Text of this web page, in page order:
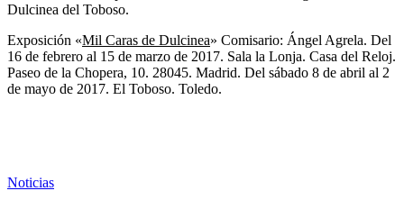
Dulcinea del Toboso.
Exposición «Mil Caras de Dulcinea» Comisario: Ángel Agrela. Del
16 de febrero al 15 de marzo de 2017. Sala la Lonja. Casa del Reloj.
Paseo de la Chopera, 10. 28045. Madrid. Del sábado 8 de abril al 2
de mayo de 2017. El Toboso. Toledo.
Noticias